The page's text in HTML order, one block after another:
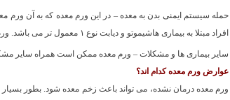
حمله سیستم ایمنی بدن به معده – در این ورم معده که به آن ورم
افراد مبتلا به بیماری هاشیموتو و دیابت نوع ۱ معمول تر می باشد. ورم معده خود ایمنی ممکن است همراه با کمبود ویتامین ب ۱۲ باشد.
سایر بیماری ها و مشکلات – ورم معده ممکن است همراه سایر
عوارض ورم معده کدام اند؟
ورم معده درمان نشده، می تواند باعث زخم معده شود. بطور